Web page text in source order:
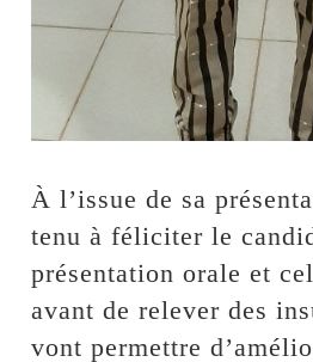
À l’issue de sa
tenu à féliciter le
présentation orale et
avant de relever des
vont permettre